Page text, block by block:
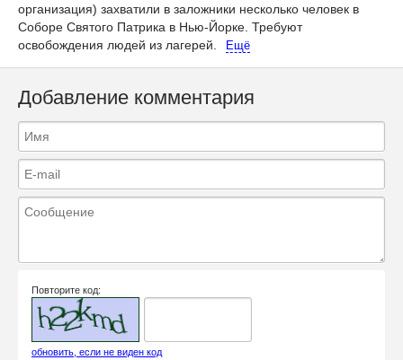
организация) захватили в заложники несколько человек в
Соборе Святого Патрика в Нью-Йорке. Требуют
освобождения людей из лагерей.
Ещё
Добавление комментария
Повторите код:
обновить, если не виден код